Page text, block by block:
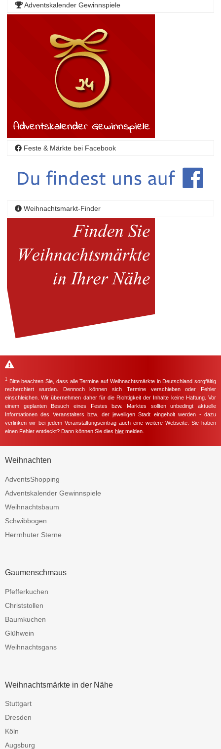
Adventskalender Gewinnspiele
Feste & Märkte bei Facebook
Weihnachtsmarkt-Finder
1
Bitte beachten Sie, dass alle Termine auf Weihnachtsmärkte in Deutschland sorgfältig
recherchiert wurden. Dennoch können sich Termine verschieben oder Fehler
einschleichen. Wir übernehmen daher für die Richtigkeit der Inhalte keine Haftung. Vor
einem geplanten Besuch eines Festes bzw. Marktes sollten unbedingt aktuelle
Informationen des Veranstalters bzw. der jeweiligen Stadt eingeholt werden - dazu
verlinken wir bei jedem Veranstaltungseintrag auch eine weitere Webseite. Sie haben
einen Fehler entdeckt? Dann können Sie dies hier melden.
Weihnachten
AdventsShopping
Adventskalender Gewinnspiele
Weihnachtsbaum
Schwibbogen
Herrnhuter Sterne
Gaumenschmaus
Pfefferkuchen
Christstollen
Baumkuchen
Glühwein
Weihnachtsgans
Weihnachtsmärkte in der Nähe
Stuttgart
Dresden
Köln
Augsburg